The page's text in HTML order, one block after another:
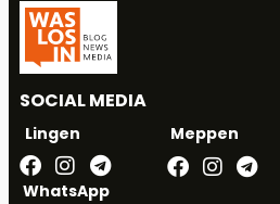
SOCIAL MEDIA
Lingen Meppen
WhatsApp